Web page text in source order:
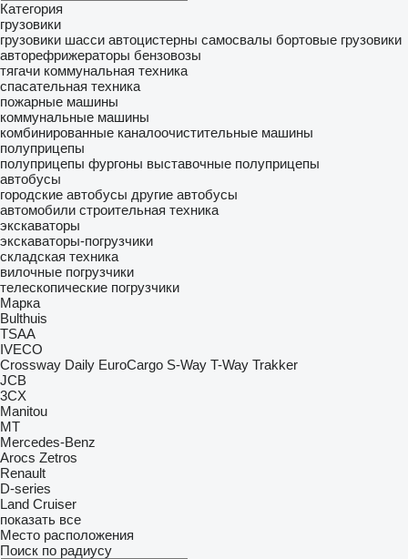
Категория
грузовики
грузовики шасси автоцистерны самосвалы бортовые грузовики
авторефрижераторы бензовозы
тягачи коммунальная техника
спасательная техника
пожарные машины
коммунальные машины
комбинированные каналоочистительные машины
полуприцепы
полуприцепы фургоны выставочные полуприцепы
автобусы
городские автобусы другие автобусы
автомобили строительная техника
экскаваторы
экскаваторы-погрузчики
складская техника
вилочные погрузчики
телескопические погрузчики
Марка
Bulthuis
TSAA
IVECO
Crossway Daily EuroCargo S-Way T-Way Trakker
JCB
3CX
Manitou
MT
Mercedes-Benz
Arocs Zetros
Renault
D-series
Land Cruiser
показать все
Место расположения
Поиск по радиусу